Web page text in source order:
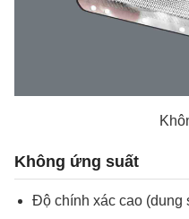
Không ứng suất
Độ chính xác cao (dung